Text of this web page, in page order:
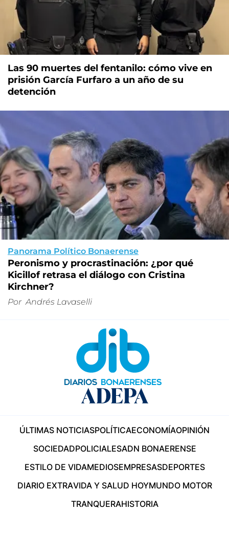
Las 90 muertes del fentanilo: cómo vive en
prisión García Furfaro a un año de su
detención
Panorama Político Bonaerense
Peronismo y procrastinación: ¿por qué
Kicillof retrasa el diálogo con Cristina
Kirchner?
Por Andrés Lavaselli
ÚLTIMAS NOTICIASPOLÍTICAECONOMÍAOPINIÓN
SOCIEDADPOLICIALESADN BONAERENSE
ESTILO DE VIDAMEDIOSEMPRESASDEPORTES
DIARIO EXTRAVIDA Y SALUD HOYMUNDO MOTOR
TRANQUERAHISTORIA